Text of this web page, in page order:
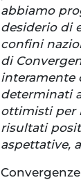
abbiamo
desiderio di
confini
di
interamente
determinati
ottimisti per
risultati
aspettative,